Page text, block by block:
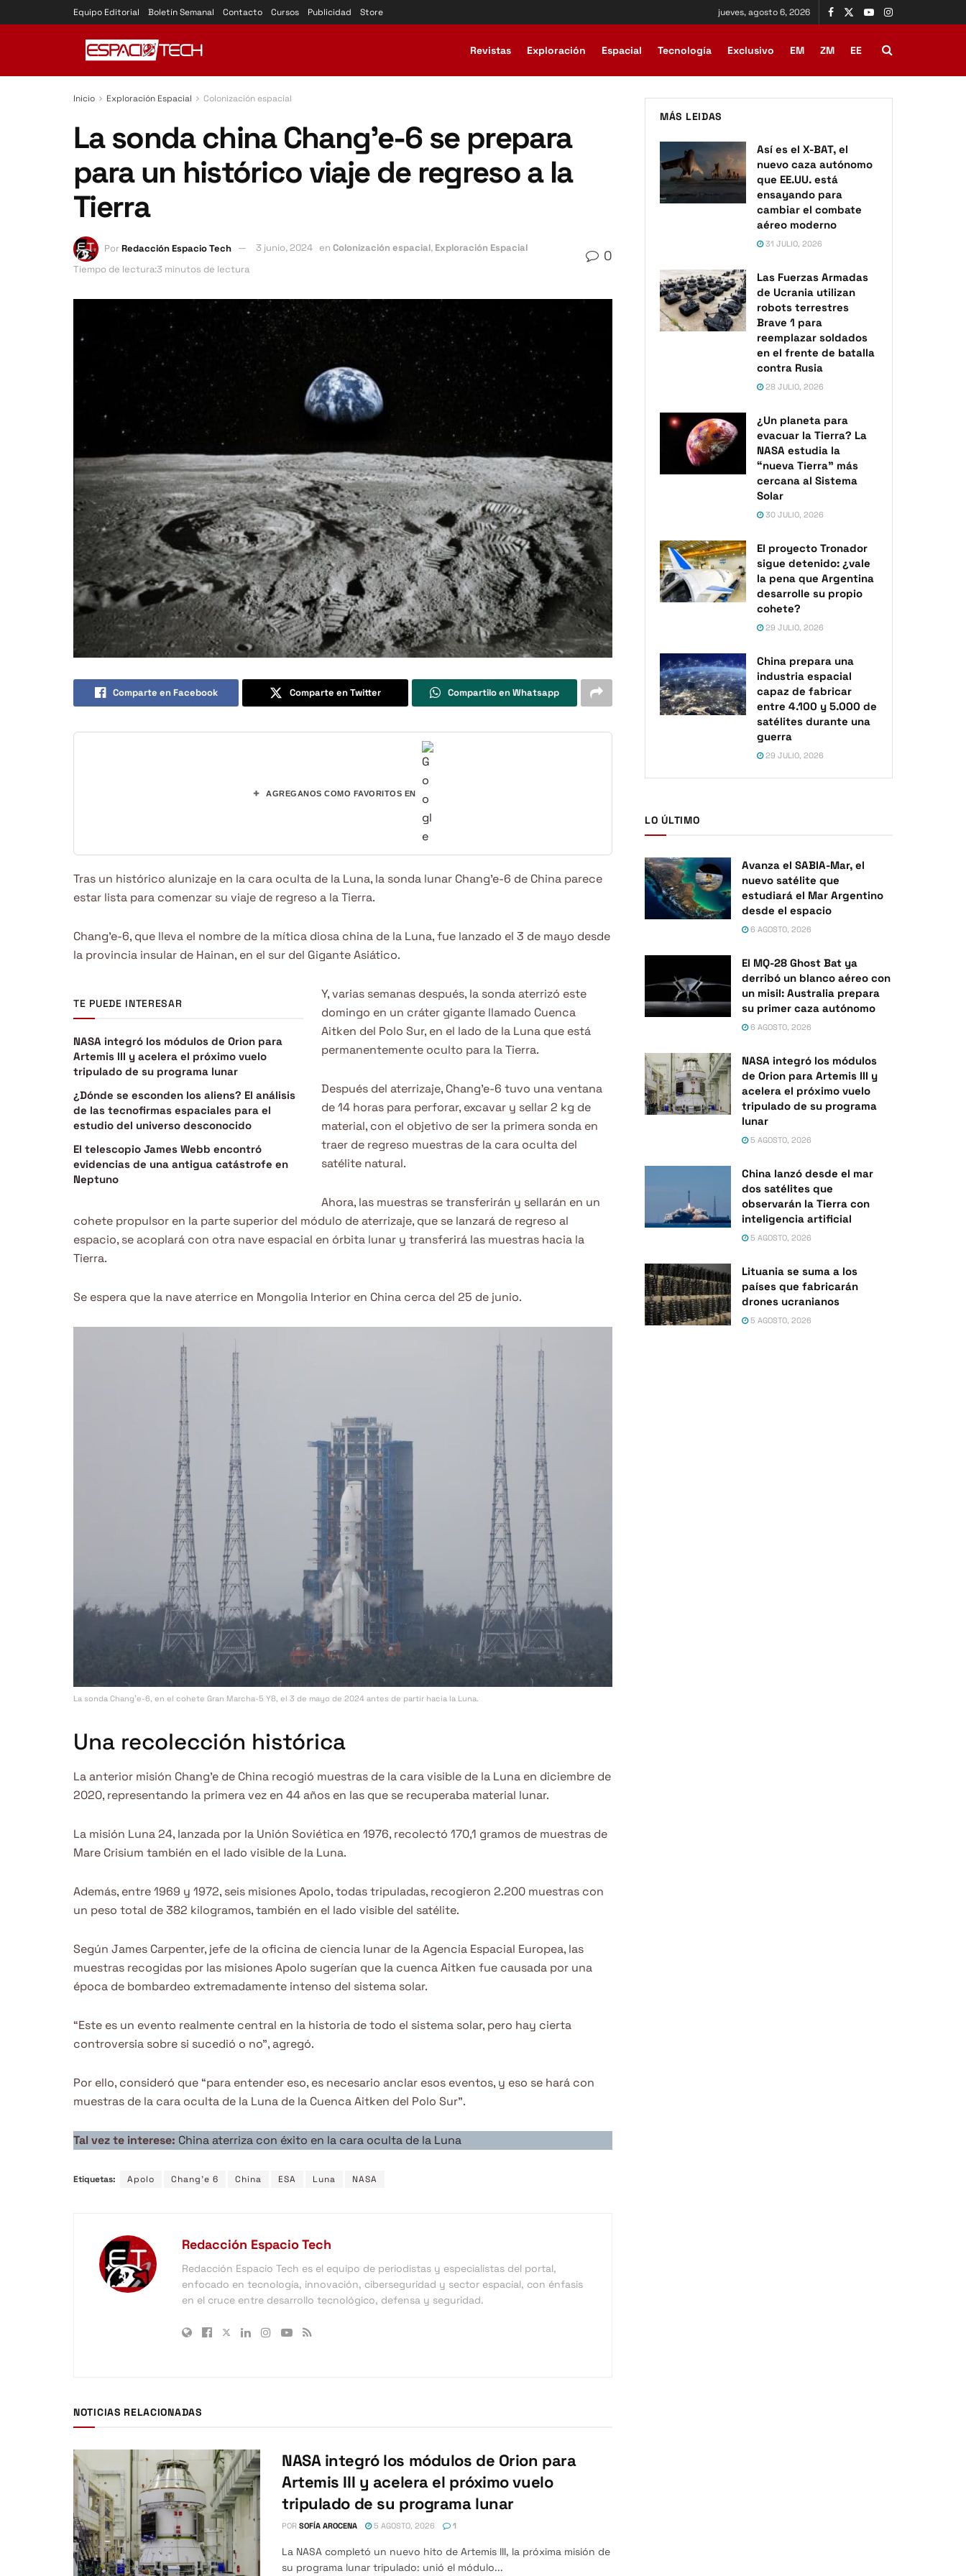
Equipo Editorial Boletín Semanal Contacto Cursos Publicidad Store jueves, agosto 6, 2026
Revistas Exploración Espacial Tecnología Exclusivo EM ZM EE
Inicio Exploración Espacial Colonización espacial
La sonda china Chang’e-6 se prepara
para un histórico viaje de regreso a la
Tierra
PorRedacción Espacio Tech 3 junio, 2024 en Colonización espacial, Exploración Espacial
Tiempo de lectura:3 minutos de lectura
0
Comparte en Facebook Comparte en Twitter Compartilo en Whatsapp
+ AGREGANOS COMO FAVORITOS EN
Tras un histórico alunizaje en la cara oculta de la Luna, la sonda lunar Chang’e-6 de China parece
estar lista para comenzar su viaje de regreso a la Tierra.
Chang’e-6, que lleva el nombre de la mítica diosa china de la Luna, fue lanzado el 3 de mayo desde
la provincia insular de Hainan, en el sur del Gigante Asiático.
TE PUEDE INTERESAR
NASA integró los módulos de Orion para
Artemis III y acelera el próximo vuelo
tripulado de su programa lunar
¿Dónde se esconden los aliens? El análisis
de las tecnofirmas espaciales para el
estudio del universo desconocido
El telescopio James Webb encontró
evidencias de una antigua catástrofe en
Neptuno
Y, varias semanas después, la sonda aterrizó este
domingo en un cráter gigante llamado Cuenca
Aitken del Polo Sur, en el lado de la Luna que está
permanentemente oculto para la Tierra.
Después del aterrizaje, Chang’e-6 tuvo una ventana
de 14 horas para perforar, excavar y sellar 2 kg de
material, con el objetivo de ser la primera sonda en
traer de regreso muestras de la cara oculta del
satélite natural.
Ahora, las muestras se transferirán y sellarán en un
cohete propulsor en la parte superior del módulo de aterrizaje, que se lanzará de regreso al
espacio, se acoplará con otra nave espacial en órbita lunar y transferirá las muestras hacia la
Tierra.
Se espera que la nave aterrice en Mongolia Interior en China cerca del 25 de junio.
La sonda Chang’e-6, en el cohete Gran Marcha-5 Y8, el 3 de mayo de 2024 antes de partir hacia la Luna.
Una recolección histórica
La anterior misión Chang’e de China recogió muestras de la cara visible de la Luna en diciembre de
2020, representando la primera vez en 44 años en las que se recuperaba material lunar.
La misión Luna 24, lanzada por la Unión Soviética en 1976, recolectó 170,1 gramos de muestras de
Mare Crisium también en el lado visible de la Luna.
Además, entre 1969 y 1972, seis misiones Apolo, todas tripuladas, recogieron 2.200 muestras con
un peso total de 382 kilogramos, también en el lado visible del satélite.
Según James Carpenter, jefe de la oficina de ciencia lunar de la Agencia Espacial Europea, las
muestras recogidas por las misiones Apolo sugerían que la cuenca Aitken fue causada por una
época de bombardeo extremadamente intenso del sistema solar.
“Este es un evento realmente central en la historia de todo el sistema solar, pero hay cierta
controversia sobre si sucedió o no”, agregó.
Por ello, consideró que “para entender eso, es necesario anclar esos eventos, y eso se hará con
muestras de la cara oculta de la Luna de la Cuenca Aitken del Polo Sur”.
Tal vez te interese: China aterriza con éxito en la cara oculta de la Luna
Etiquetas: Apolo Chang'e 6 China ESA Luna NASA
Redacción Espacio Tech
Redacción Espacio Tech es el equipo de periodistas y especialistas del portal,
enfocado en tecnología, innovación, ciberseguridad y sector espacial, con énfasis
en el cruce entre desarrollo tecnológico, defensa y seguridad.
NOTICIAS RELACIONADAS
NASA integró los módulos de Orion para
Artemis III y acelera el próximo vuelo
tripulado de su programa lunar
POR SOFÍA AROCENA 5 AGOSTO, 2026 1
La NASA completó un nuevo hito de Artemis III, la próxima misión de
su programa lunar tripulado: unió el módulo...
MÁS LEIDAS
Así es el X-BAT, el
nuevo caza autónomo
que EE.UU. está
ensayando para
cambiar el combate
aéreo moderno
31 JULIO, 2026
Las Fuerzas Armadas
de Ucrania utilizan
robots terrestres
Brave 1 para
reemplazar soldados
en el frente de batalla
contra Rusia
28 JULIO, 2026
¿Un planeta para
evacuar la Tierra? La
NASA estudia la
“nueva Tierra” más
cercana al Sistema
Solar
30 JULIO, 2026
El proyecto Tronador
sigue detenido: ¿vale
la pena que Argentina
desarrolle su propio
cohete?
29 JULIO, 2026
China prepara una
industria espacial
capaz de fabricar
entre 4.100 y 5.000 de
satélites durante una
guerra
29 JULIO, 2026
LO ÚLTIMO
Avanza el SABIA-Mar, el
nuevo satélite que
estudiará el Mar Argentino
desde el espacio
6 AGOSTO, 2026
El MQ-28 Ghost Bat ya
derribó un blanco aéreo con
un misil: Australia prepara
su primer caza autónomo
6 AGOSTO, 2026
NASA integró los módulos
de Orion para Artemis III y
acelera el próximo vuelo
tripulado de su programa
lunar
5 AGOSTO, 2026
China lanzó desde el mar
dos satélites que
observarán la Tierra con
inteligencia artificial
5 AGOSTO, 2026
Lituania se suma a los
países que fabricarán
drones ucranianos
5 AGOSTO, 2026